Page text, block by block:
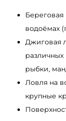
Береговая
водоёмах
Джиговая
рыбки,
Ловля на
крупные